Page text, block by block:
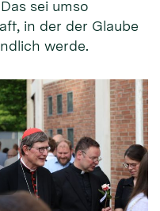
sei umso
in der der Glaube
werde.